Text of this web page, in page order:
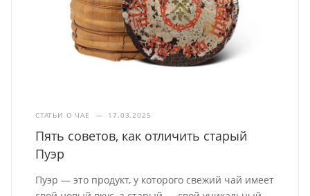
СТАТЬИ О ЧАЕ — 17.03.2025
Пять советов, как отличить старый
Пуэр
Пуэр — это продукт, у которого свежий чай имеет